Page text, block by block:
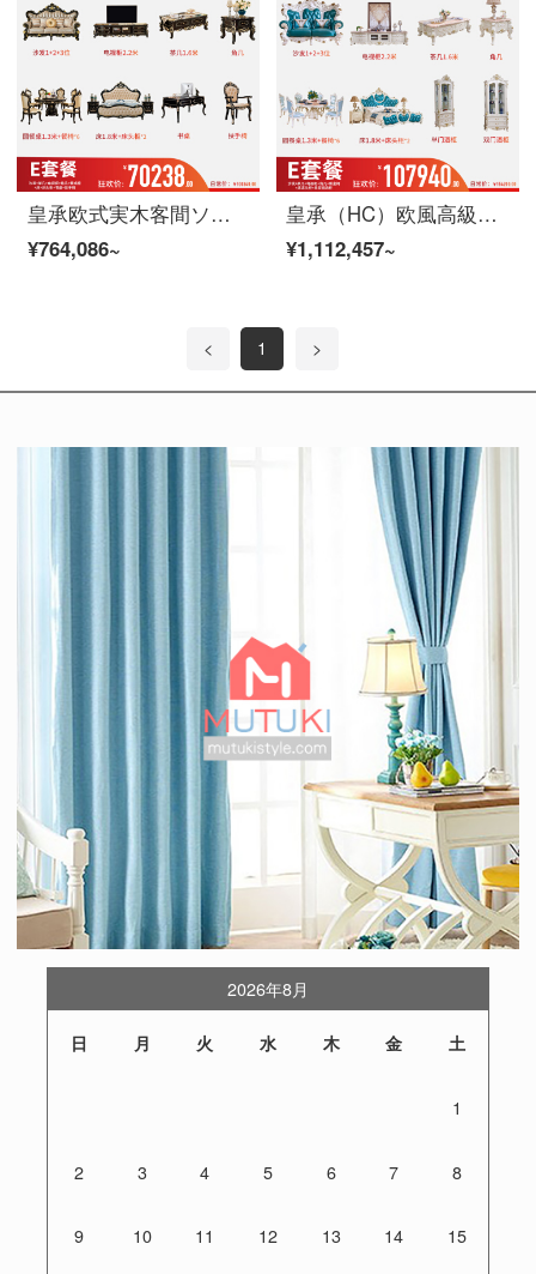
皇承欧式実木客間ソファ茶何テレビ棚セットレストラン家具複数セット王冠客間18点セット【Eスイート】
¥764,086~
皇承（HC）欧風高級別荘型本革ソファリビングレストランの木造家具セット臻品別荘客間18セット【Eスイート】
¥1,112,457~
< 1 >
2026年8月
日 月 火 水 木 金 土
1
2 3 4 5 6 7 8
9 10 11 12 13 14 15